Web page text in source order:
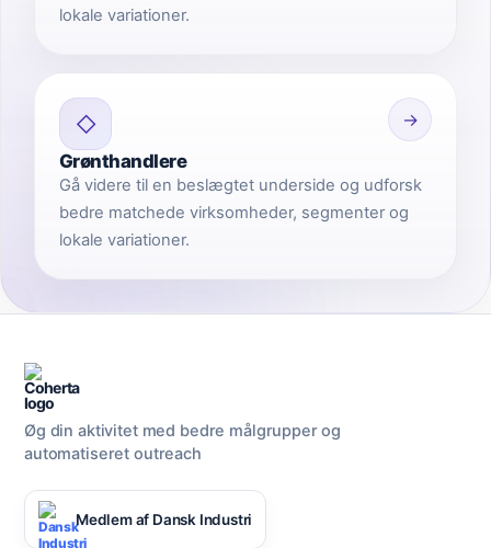
lokale variationer.
◇
→
Grønthandlere
Gå videre til en beslægtet underside og udforsk
bedre matchede virksomheder, segmenter og
lokale variationer.
Øg din aktivitet med bedre målgrupper og
automatiseret outreach
Medlem af Dansk Industri